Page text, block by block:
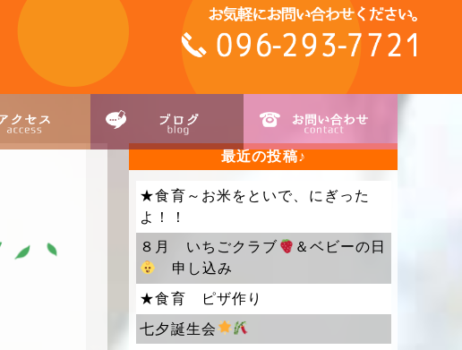
最近の投稿
★食育～お米をといで、にぎった
よ！！
８月 いちごクラブ
＆ベビーの日
申し込み
★食育 ピザ作り
七夕誕生会